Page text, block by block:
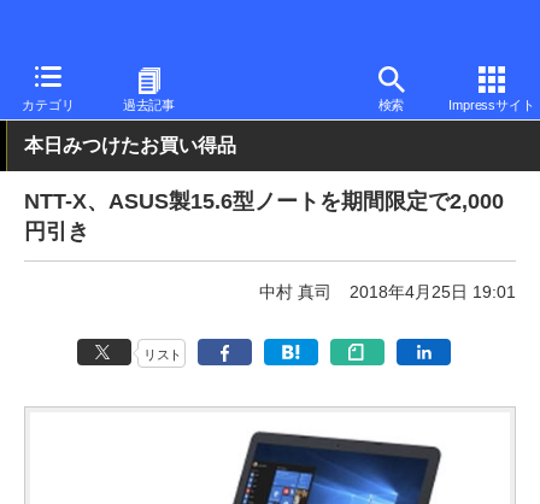
カテゴリ 過去記事 検索 Impressサイト
PC Watch パソコン/タブレット/スマートフォン ノートパソコン
本日みつけたお買い得品
NTT-X、ASUS製15.6型ノートを期間限定で2,000
円引き
中村 真司 2018年4月25日 19:01
リスト